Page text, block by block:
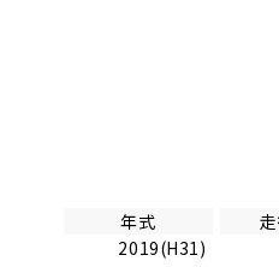
年式
2019(H31)